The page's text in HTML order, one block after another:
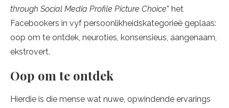
through Social Media Profile Picture Choice” het
Facebookers in vyf persoonlikheidskategorieë geplaas:
oop om te ontdek, neuroties, konsensieus, aangenaam,
ekstrovert.
Oop om te ontdek
Hierdie is die mense wat nuwe, opwindende ervarings